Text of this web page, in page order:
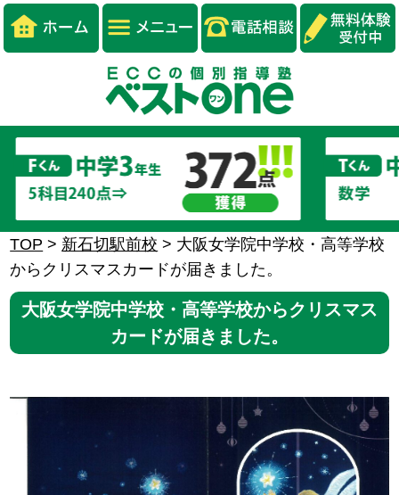
TOP > 新石切駅前校 > 大阪女学院中学校・高等学校
からクリスマスカードが届きました。
大阪女学院中学校・高等学校からクリスマス
カードが届きました。